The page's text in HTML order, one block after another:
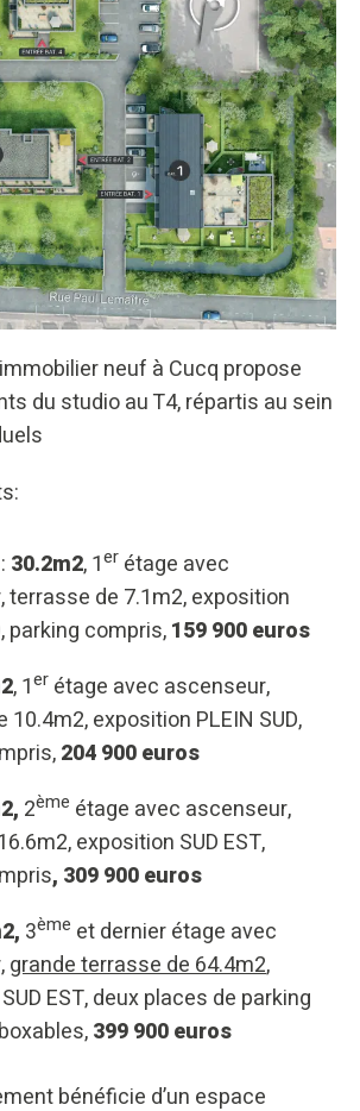
neuf à Cucq propose
du studio au T4, répartis au sein
: 30.2m2, 1er étage avec
terrasse de 7.1m2, exposition
parking compris,159 900 euros
, 1er étage avec ascenseur,
10.4m2, exposition PLEIN SUD,
204 900 euros
2ème étage avec ascenseur,
exposition SUD EST,
, 309 900 euros
3ème et dernier étage avec
grande terrasse de 64.4m2,
EST, deux places de parking
399 900 euros
bénéficie d’un espace